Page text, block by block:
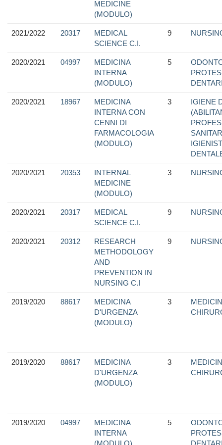
MEDICINE
(MODULO)
2021/2022 20317
MEDICAL
SCIENCE C.I.
9
2020/2021 04997
MEDICINA
INTERNA
(MODULO)
5
2020/2021 18967
MEDICINA
INTERNA CON
CENNI DI
FARMACOLOGIA
(MODULO)
3
IGIENE
2020/2021 20353
INTERNAL
MEDICINE
(MODULO)
3
2020/2021 20317
MEDICAL
SCIENCE C.I.
9
2020/2021 20312
RESEARCH
METHODOLOGY
AND
PREVENTION IN
NURSING C.I
9
2019/2020 88617
MEDICINA
D'URGENZA
(MODULO)
3
2019/2020 88617
MEDICINA
D'URGENZA
(MODULO)
3
2019/2020 04997
MEDICINA
INTERNA
5